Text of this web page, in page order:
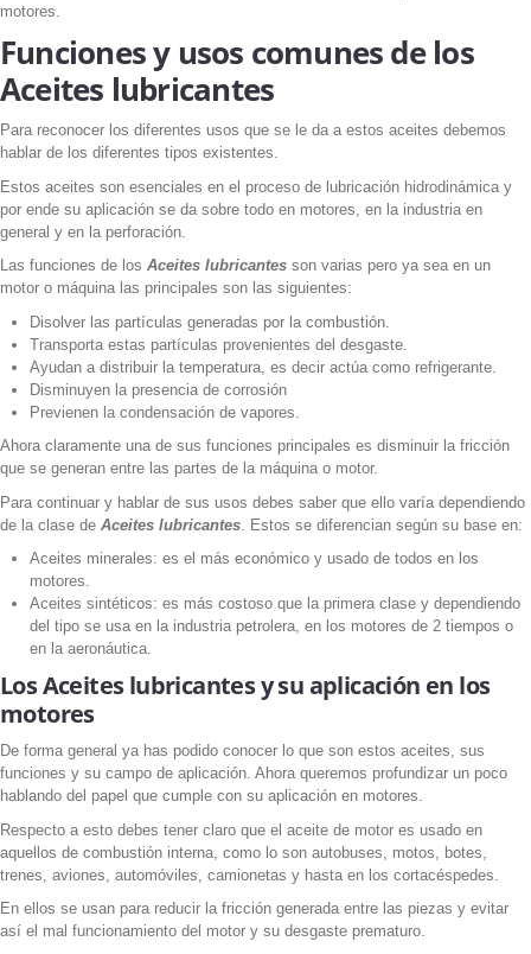
motores.
Funciones y usos comunes de los
Aceites lubricantes
Para reconocer los diferentes usos que se le da a estos aceites debemos
hablar de los diferentes tipos existentes.
Estos aceites son esenciales en el proceso de lubricación hidrodinámica y
por ende su aplicación se da sobre todo en motores, en la industria en
general y en la perforación.
Las funciones de los Aceites lubricantes son varias pero ya sea en un
motor o máquina las principales son las siguientes:
Disolver las partículas generadas por la combustión.
Transporta estas partículas provenientes del desgaste.
Ayudan a distribuir la temperatura, es decir actúa como refrigerante.
Disminuyen la presencia de corrosión
Previenen la condensación de vapores.
Ahora claramente una de sus funciones principales es disminuir la fricción
que se generan entre las partes de la máquina o motor.
Para continuar y hablar de sus usos debes saber que ello varía dependiendo
de la clase de Aceites lubricantes . Estos se diferencian según su base en:
Aceites minerales: es el más económico y usado de todos en los
motores.
Aceites sintéticos: es más costoso que la primera clase y dependiendo
del tipo se usa en la industria petrolera, en los motores de 2 tiempos o
en la aeronáutica.
Los Aceites lubricantes y su aplicación en los
motores
De forma general ya has podido conocer lo que son estos aceites, sus
funciones y su campo de aplicación. Ahora queremos profundizar un poco
hablando del papel que cumple con su aplicación en motores.
Respecto a esto debes tener claro que el aceite de motor es usado en
aquellos de combustión interna, como lo son autobuses, motos, botes,
trenes, aviones, automóviles, camionetas y hasta en los cortacéspedes.
En ellos se usan para reducir la fricción generada entre las piezas y evitar
así el mal funcionamiento del motor y su desgaste prematuro.